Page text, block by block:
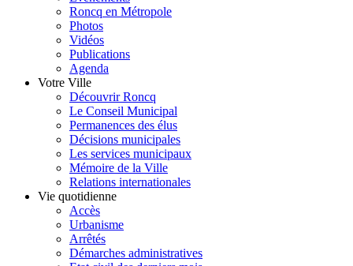
Roncq en Métropole
Photos
Vidéos
Publications
Agenda
Votre Ville
Découvrir Roncq
Le Conseil Municipal
Permanences des élus
Décisions municipales
Les services municipaux
Mémoire de la Ville
Relations internationales
Vie quotidienne
Accès
Urbanisme
Arrêtés
Démarches administratives